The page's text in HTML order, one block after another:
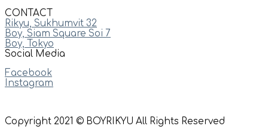
CONTACT
Rikyu, Sukhumvit 32
Boy, Siam Square Soi 7
Boy, Tokyo
Social Media
Facebook
Instagram
Copyright 2021 © BOYRIKYU All Rights Reserved